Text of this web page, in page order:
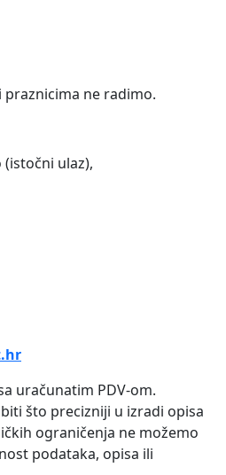
ne radimo.
ulaz),
uračunatim PDV-om.
što precizniji u izradi opisa
ograničenja ne možemo
podataka, opisa ili